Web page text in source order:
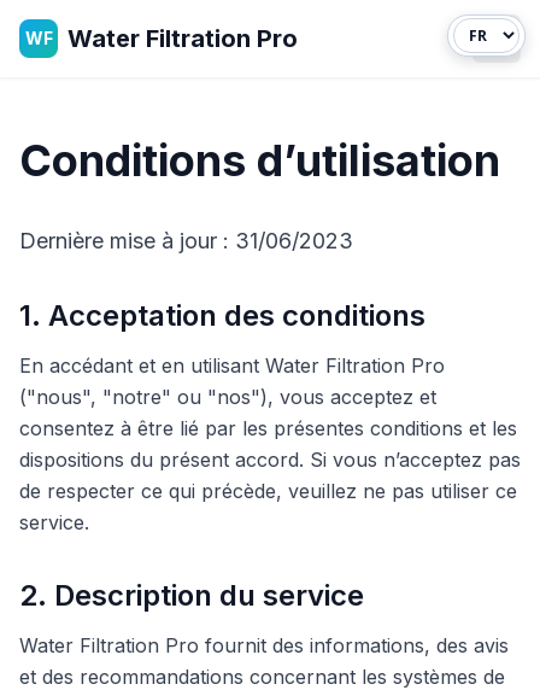
WF Water Filtration Pro
Conditions d’utilisation
Dernière mise à jour : 31/06/2023
1. Acceptation des conditions
En accédant et en utilisant Water Filtration Pro
("nous", "notre" ou "nos"), vous acceptez et
consentez à être lié par les présentes conditions et les
dispositions du présent accord. Si vous n’acceptez pas
de respecter ce qui précède, veuillez ne pas utiliser ce
service.
2. Description du service
Water Filtration Pro fournit des informations, des avis
et des recommandations concernant les systèmes de